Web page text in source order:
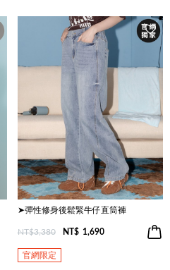
➤彈性修身後鬆緊牛仔直筒褲
NT$3,380 NT$ 1,690
官網限定